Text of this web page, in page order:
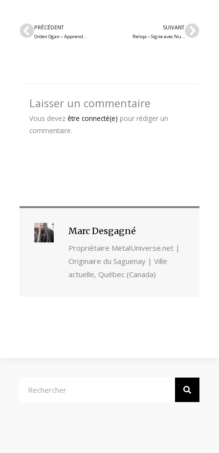
Précédent
PRÉCÉDENT
Orden Ogan – Apprends à combattre tes démons intérieurs avec le nouveau single « My Worst Enemy »
SUIVANT
Reliqa – Signe avec Nuclear Blast et sort le single/vidéo « Terminal »
Laisser un commentaire
Vous devez être connecté(e) pour rédiger un
commentaire.
Marc Desgagné
Propriétaire MetalUniverse.net |
Originaire du Saguenay | Ville
actuelle, Québec (Canada)